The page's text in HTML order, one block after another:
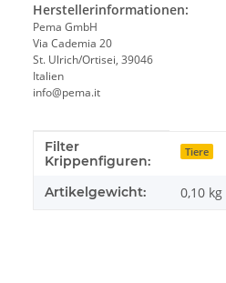
Herstellerinformationen:
Pema GmbH
Via Cademia 20
St. Ulrich/Ortisei, 39046
Italien
info@pema.it
Produkteigenschaft
Wert
Filter
Krippenfiguren:
Tiere
Artikelgewicht: 0,10 kg